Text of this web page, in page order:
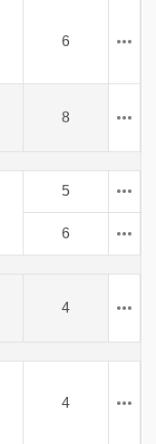
6
8
5
6
4
4